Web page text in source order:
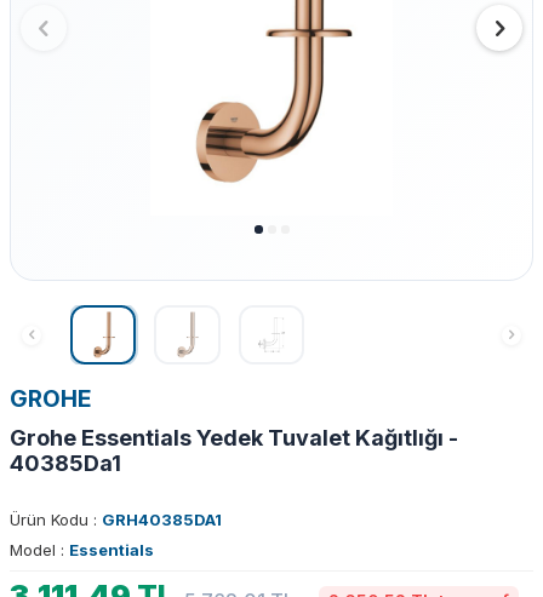
GROHE
Grohe Essentials Yedek Tuvalet Kağıtlığı -
40385Da1
Ürün Kodu : GRH40385DA1
Model : Essentials